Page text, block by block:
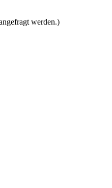
werden.)